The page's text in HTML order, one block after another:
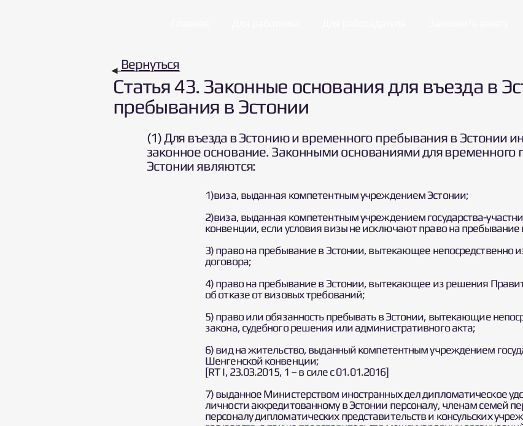
Статья 43. Законные основания для въезда в
пребывания в Эстонии
Вернуться
(1) Для въезда в Эстонию и временного пребывания в Эстонии
законное основание. Законными основаниями для временного
Эстонии являются:
1)виза, выданная компетентным учреждением Эстонии;
2)виза, выданная компетентным учреждением государства-
конвенции, если условия визы не исключают право на пребывание
3) право на пребывание в Эстонии, вытекающее непосредственно
договора;
4) право на пребывание в Эстонии, вытекающее из решения
об отказе от визовых требований;
5) право или обязанность пребывать в Эстонии, вытекающие
закона, судебного решения или административного акта;
6) вид на жительство, выданный компетентным учреждением
Шенгенской конвенции;
[RT I, 23.03.2015, 1 – в силе с 01.01.2016]
7) выданное Министерством иностранных дел дипломатическое
личности аккредитованному в Эстонии персоналу, членам семей
персоналу дипломатических представительств и консульских